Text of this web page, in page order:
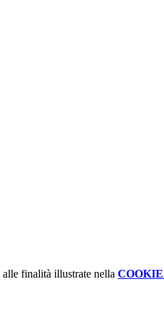
finalità illustrate nella